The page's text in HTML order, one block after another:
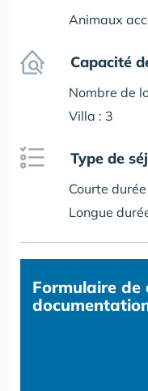
Animaux
Capacité
Nombre de
Villa : 3
Type de
Courte durée
Longue
Formulaire de